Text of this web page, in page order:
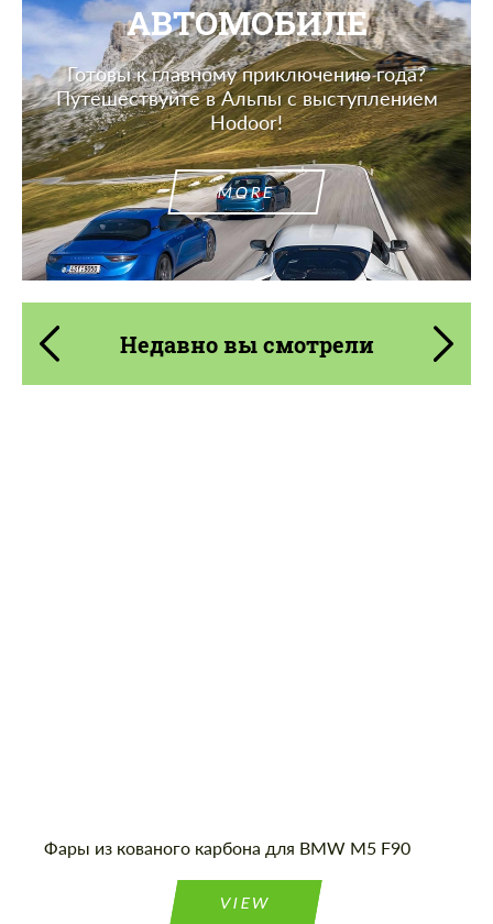
АВТОМОБИЛЕ
Готовы к главному приключению года?
Путешествуйте в Альпы с выступлением
Hodoor!
MORE
Недавно вы смотрели
Фары из кованого карбона для BMW M5 F90
VIEW
Заказать обратный звонок